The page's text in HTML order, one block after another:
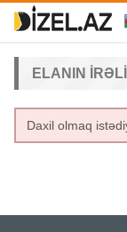
ELANIN
Daxil olmaq